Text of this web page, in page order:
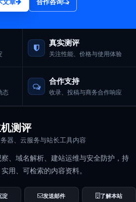
真实测评
关注性能、价格与使用体验
态
合作支持
收录、投稿与商务合作响应
测评
器、云服务与站长工具内容
、域名解析、建站运维与安全防护，持
用、可检索的内容资料。
淀 发送邮件 了解本站